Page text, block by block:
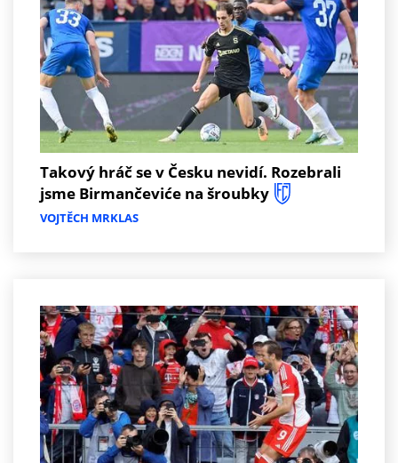
Takový hráč se v Česku nevidí. Rozebrali
jsme Birmančeviće na šroubky
VOJTĚCH MRKLAS